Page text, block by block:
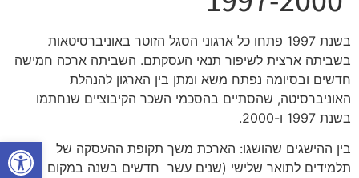
פתח
בשנת 1997 פתחו כל ארגוני הסגל הזוטר באוניברסיטאות
בשביתה ארצית לשיפור תנאי העסקתם. השביתה ארכה חמישה
חדשים ובסיומה נפתח משא ומתן בין הארגון להנהלת
האוניברסיטה, שהסתיים בהסכמי השכר הקיבוציים שנחתמו
בשנת 1997 ו-2000.
בין ההישגים שהושגו: הארכת משך תקופת ההעסקה של
תלמידים לתואר שלישי (שנים עשר חדשים בשנה במקום